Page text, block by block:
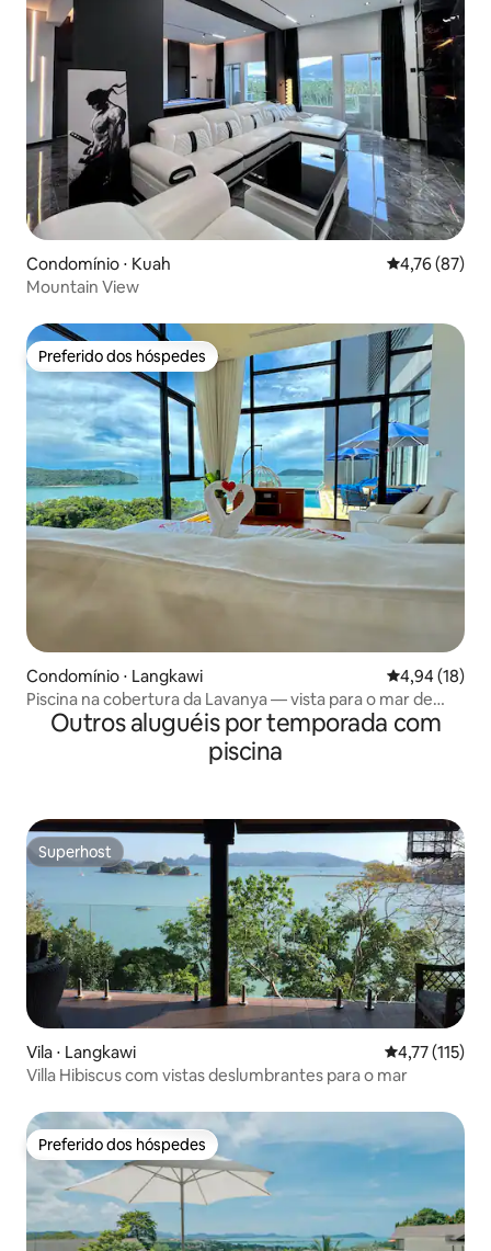
Condomínio ⋅ Kuah 4,76 de uma
4,76 (87)
Mountain View
Preferido dos hóspedes
Preferido dos hóspedes
Condomínio ⋅ Langkawi 4,94 de uma
4,94 (18)
Piscina na cobertura da Lavanya — vista para o mar de
200°Outros aluguéis por temporada com
piscina
Superhost
Superhost
Vila ⋅ Langkawi 4,77 de uma
4,77 (115)
Villa Hibiscus com vistas deslumbrantes para o mar
Preferido dos hóspedes
Preferido dos hóspedes